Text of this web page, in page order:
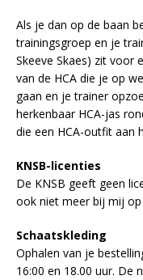
Als je dan op de baan
trainingsgroep en je
Skeeve Skaes) zit voor
van de HCA die je op
gaan en je trainer
herkenbaar HCA-jas
die een HCA-outfit aan
KNSB-licenties
De KNSB geeft geen
ook niet meer bij mij op
Schaatskleding
Ophalen van je
16:00 en 18.00 uur. De